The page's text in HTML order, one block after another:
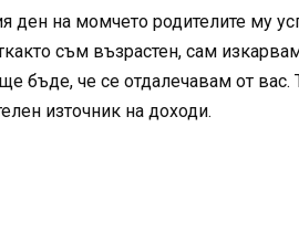
ден на момчето родителите му
съм възрастен, сам
бъде, че се отдалечавам от вас.
източник на доходи.